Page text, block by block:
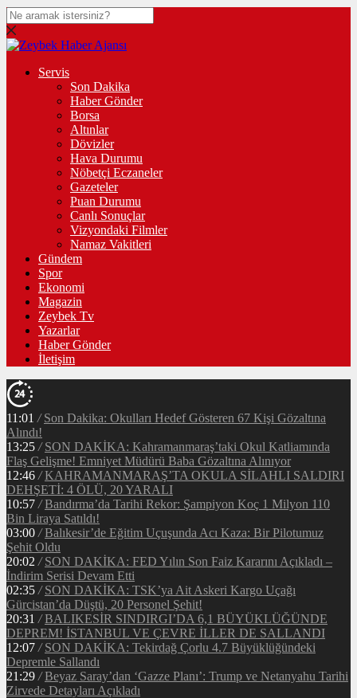
Servis
Son Dakika
Haber Gönder
Borsa
Altınlar
Dövizler
Hava Durumu
Nöbetçi Eczaneler
Gazeteler
Puan Durumu
Canlı Sonuçlar
Vizyondaki Filmler
Namaz Vakitleri
Gündem
Spor
Ekonomi
Magazin
Zeybek Tv
Yazarlar
Haber Gönder
İletişim
11:01 / Son Dakika: Okulları Hedef Gösteren 67 Kişi Gözaltına
Alındı!
13:25 / SON DAKİKA: Kahramanmaraş’taki Okul Katliamında
Flaş Gelişme! Emniyet Müdürü Baba Gözaltına Alınıyor
12:46 / KAHRAMANMARAŞ’TA OKULA SİLAHLI SALDIRI
DEHŞETİ: 4 ÖLÜ, 20 YARALI
10:57 / Bandırma’da Tarihi Rekor: Şampiyon Koç 1 Milyon 110
Bin Liraya Satıldı!
03:00 / Balıkesir’de Eğitim Uçuşunda Acı Kaza: Bir Pilotumuz
Şehit Oldu
20:02 / SON DAKİKA: FED Yılın Son Faiz Kararını Açıkladı –
İndirim Serisi Devam Etti
02:35 / SON DAKİKA: TSK’ya Ait Askeri Kargo Uçağı
Gürcistan’da Düştü, 20 Personel Şehit!
20:31 / BALIKESİR SINDIRGI’DA 6,1 BÜYÜKLÜĞÜNDE
DEPREM! İSTANBUL VE ÇEVRE İLLER DE SALLANDI
12:07 / SON DAKİKA: Tekirdağ Çorlu 4.7 Büyüklüğündeki
Depremle Sallandı
21:29 / Beyaz Saray’dan ‘Gazze Planı’: Trump ve Netanyahu Tarihi
Zirvede Detayları Açıkladı